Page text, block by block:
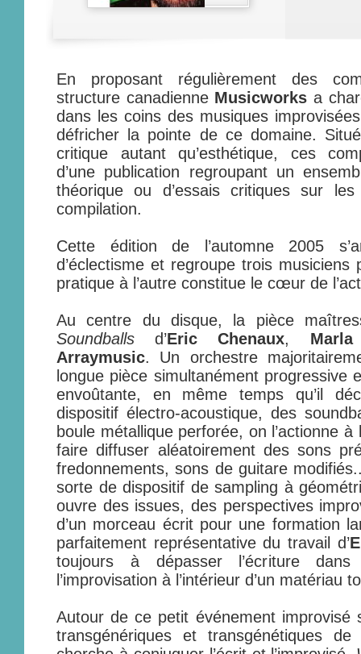
En proposant régulièrement des
structure canadienne Musicworks a
dans les coins des musiques
défricher la pointe de ce domaine.
critique autant qu’esthétique, ces
d’une publication regroupant un
théorique ou d’essais critiques sur
compilation.
Cette édition de l’automne 2005
d’éclectisme et regroupe trois musiciens
pratique à l’autre constitue le cœur de
Au centre du disque, la pièce
Soundballs d’Eric Chenaux,
Arraymusic. Un orchestre
longue pièce simultanément progressive
envoûtante, en même temps qu’il
dispositif électro-acoustique, des
boule métallique perforée, on l’actionne à
faire diffuser aléatoirement des sons
fredonnements, sons de guitare
sorte de dispositif de sampling à
ouvre des issues, des perspectives
d’un morceau écrit pour une formation
parfaitement représentative du travail d’
toujours à dépasser l’écriture dans
l’improvisation à l’intérieur d’un matériau
Autour de ce petit événement improvisé
transgénériques et transgénétiques